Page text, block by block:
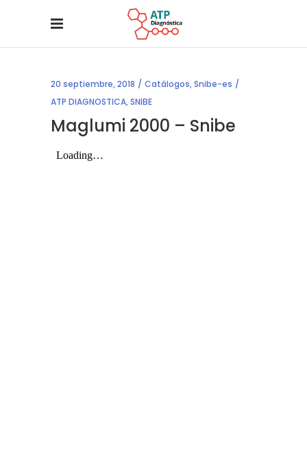
20 septiembre, 2018 Catálogos,Snibe-es
ATP DIAGNOSTICA,SNIBE
Maglumi 2000 – Snibe